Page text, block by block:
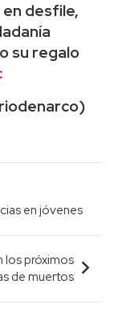
en desfile,
su regalo
en jóvenes
los próximos
de muertos